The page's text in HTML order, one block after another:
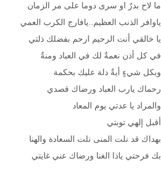
ما لاح بدرٌ او سرى دوما على مر الزمان
ياوافر الذنب العظيم..يافارج الكرب العمي
يا خالقي أنت الرحيم ارحم بفضلك ذلتي
في كل أذن نعمةٌ لك في العباد ومنةٌ
وبكل شيءٍ أيةٌ دلة عليك بحكمة
رحماك يارب العباد ورضاك قصدي
والمراد يا عدتي يوم المعاد
أقبل إلهي توبتي
بهداك قد نلت المنى نلت السعادة والهنا
بك فرحتي ياذا الغنا ورضاك عني غايتي